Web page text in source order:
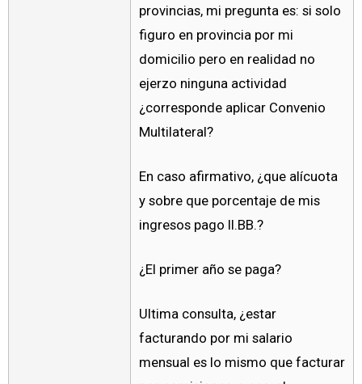
provincias, mi pregunta es: si solo
figuro en provincia por mi
domicilio pero en realidad no
ejerzo ninguna actividad
¿corresponde aplicar Convenio
Multilateral?
En caso afirmativo, ¿que alícuota
y sobre que porcentaje de mis
ingresos pago II.BB.?
¿El primer año se paga?
Ultima consulta, ¿estar
facturando por mi salario
mensual es lo mismo que facturar